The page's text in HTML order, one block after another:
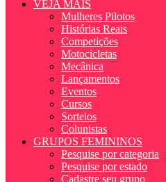
VEJA MAIS
Mulheres Pilotos
Histórias Reais
Competições
Motocicletas
Mecânica
Lançamentos
Eventos
Cursos
Sorteios
Colunistas
GRUPOS FEMININOS
Pesquise por categoria
Pesquise por estado
Cadastre seu grupo